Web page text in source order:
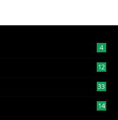
4
12
33
14